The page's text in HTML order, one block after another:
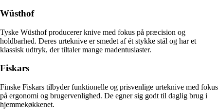
Wüsthof
Tyske Wüsthof producerer knive med fokus på præcision og
holdbarhed. Deres urteknive er smedet af ét stykke stål og har et
klassisk udtryk, der tiltaler mange madentusiaster.
Fiskars
Finske Fiskars tilbyder funktionelle og prisvenlige urteknive med fokus
på ergonomi og brugervenlighed. De egner sig godt til daglig brug i
hjemmekøkkenet.